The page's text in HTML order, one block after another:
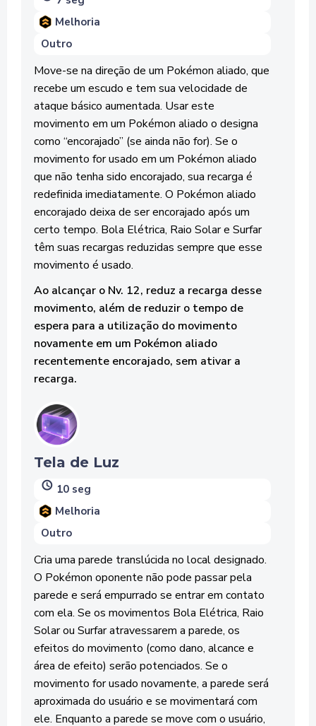
Melhoria
Outro
Move-se na direção de um Pokémon aliado, que
recebe um escudo e tem sua velocidade de
ataque básico aumentada. Usar este
movimento em um Pokémon aliado o designa
como “encorajado” (se ainda não for). Se o
movimento for usado em um Pokémon aliado
que não tenha sido encorajado, sua recarga é
redefinida imediatamente. O Pokémon aliado
encorajado deixa de ser encorajado após um
certo tempo. Bola Elétrica, Raio Solar e Surfar
têm suas recargas reduzidas sempre que esse
movimento é usado.
Ao alcançar o Nv. 12, reduz a recarga desse
movimento, além de reduzir o tempo de
espera para a utilização do movimento
novamente em um Pokémon aliado
recentemente encorajado, sem ativar a
recarga.
Tela de Luz
10 seg
Melhoria
Outro
Cria uma parede translúcida no local designado.
O Pokémon oponente não pode passar pela
parede e será empurrado se entrar em contato
com ela. Se os movimentos Bola Elétrica, Raio
Solar ou Surfar atravessarem a parede, os
efeitos do movimento (como dano, alcance e
área de efeito) serão potenciados. Se o
movimento for usado novamente, a parede será
aproximada do usuário e se movimentará com
ele. Enquanto a parede se move com o usuário,